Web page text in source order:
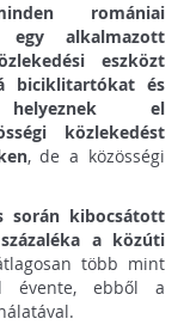
romániai
egy alkalmazott
eszközt
biciklitartókat és
helyeznek el
közlekedést
, de a közösségi
során kibocsátott
a közúti
több mint
évente, ebből a